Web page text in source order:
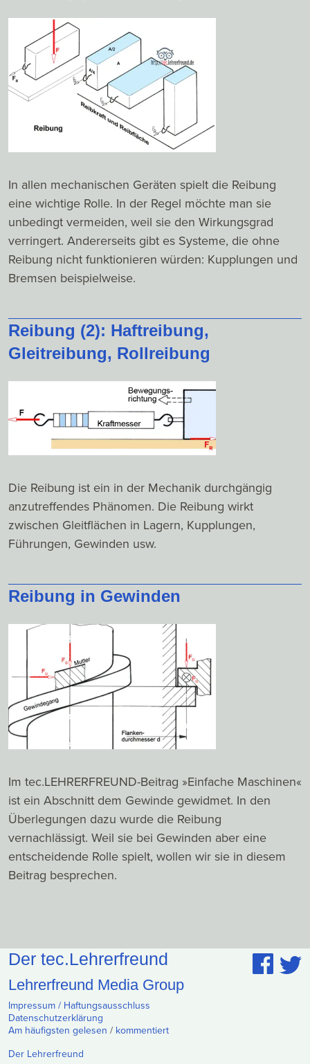
In allen mechanischen Geräten spielt die Reibung
eine wichtige Rolle. In der Regel möchte man sie
unbedingt vermeiden, weil sie den Wirkungsgrad
verringert. Andererseits gibt es Systeme, die ohne
Reibung nicht funktionieren würden: Kupplungen und
Bremsen beispielweise.
Reibung (2): Haftreibung,
Gleitreibung, Rollreibung
Die Reibung ist ein in der Mechanik durchgängig
anzutreffendes Phänomen. Die Reibung wirkt
zwischen Gleitflächen in Lagern, Kupplungen,
Führungen, Gewinden usw.
Reibung in Gewinden
Im tec.LEHRERFREUND-Beitrag »Einfache Maschinen«
ist ein Abschnitt dem Gewinde gewidmet. In den
Überlegungen dazu wurde die Reibung
vernachlässigt. Weil sie bei Gewinden aber eine
entscheidende Rolle spielt, wollen wir sie in diesem
Beitrag besprechen.
Der tec.Lehrerfreund
Lehrerfreund Media Group
Impressum / Haftungsausschluss
Datenschutzerklärung
Am häufigsten gelesen / kommentiert
Der Lehrerfreund